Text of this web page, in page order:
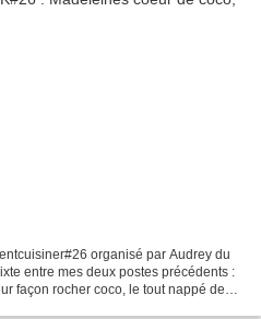
organisé par Audrey du
entre mes deux postes précédents :
façon rocher coco, le tout nappé de